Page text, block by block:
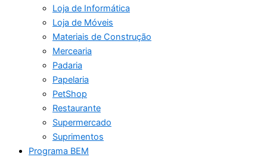
Loja de Informática
Loja de Móveis
Materiais de Construção
Mercearia
Padaria
Papelaria
PetShop
Restaurante
Supermercado
Suprimentos
Programa BEM